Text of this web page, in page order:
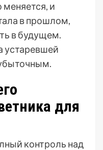
и
в прошлом,
в будущем.
устаревшей
для
контроль над